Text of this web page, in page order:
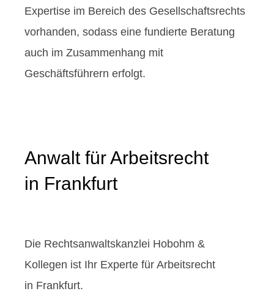
Expertise im Bereich des Gesellschaftsrechts
vorhanden, sodass eine fundierte Beratung
auch im Zusammenhang mit
Geschäftsführern erfolgt.
Anwalt für Arbeitsrecht
in Frankfurt
Die Rechtsanwaltskanzlei Hobohm &
Kollegen ist Ihr Experte für Arbeitsrecht
in Frankfurt.